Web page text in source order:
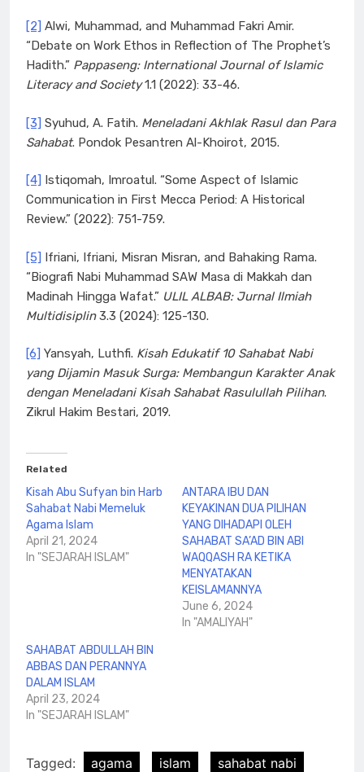
[2] Alwi, Muhammad, and Muhammad Fakri Amir.
“Debate on Work Ethos in Reflection of The Prophet’s
Hadith.” Pappaseng: International Journal of Islamic
Literacy and Society1.1 (2022): 33-46.
[3] Syuhud, A. Fatih. Meneladani Akhlak Rasul dan Para
Sahabat. Pondok Pesantren Al-Khoirot, 2015.
[4] Istiqomah, Imroatul. “Some Aspect of Islamic
Communication in First Mecca Period: A Historical
Review.” (2022): 751-759.
[5] Ifriani, Ifriani, Misran Misran, and Bahaking Rama.
“Biografi Nabi Muhammad SAW Masa di Makkah dan
Madinah Hingga Wafat.” ULIL ALBAB: Jurnal Ilmiah
Multidisiplin3.3 (2024): 125-130.
[6] Yansyah, Luthfi. Kisah Edukatif 10 Sahabat Nabi
yang Dijamin Masuk Surga: Membangun Karakter Anak
dengan Meneladani Kisah Sahabat Rasulullah Pilihan.
Zikrul Hakim Bestari, 2019.
Related
Kisah Abu Sufyan bin Harb
Sahabat Nabi Memeluk
Agama Islam
April 21, 2024
In "SEJARAH ISLAM"
ANTARA IBU DAN
KEYAKINAN DUA PILIHAN
YANG DIHADAPI OLEH
SAHABAT SA’AD BIN ABI
WAQQASH RA KETIKA
MENYATAKAN
KEISLAMANNYA
June 6, 2024
In "AMALIYAH"
SAHABAT ABDULLAH BIN
ABBAS DAN PERANNYA
DALAM ISLAM
April 23, 2024
In "SEJARAH ISLAM"
Tagged: agama islam sahabat nabi